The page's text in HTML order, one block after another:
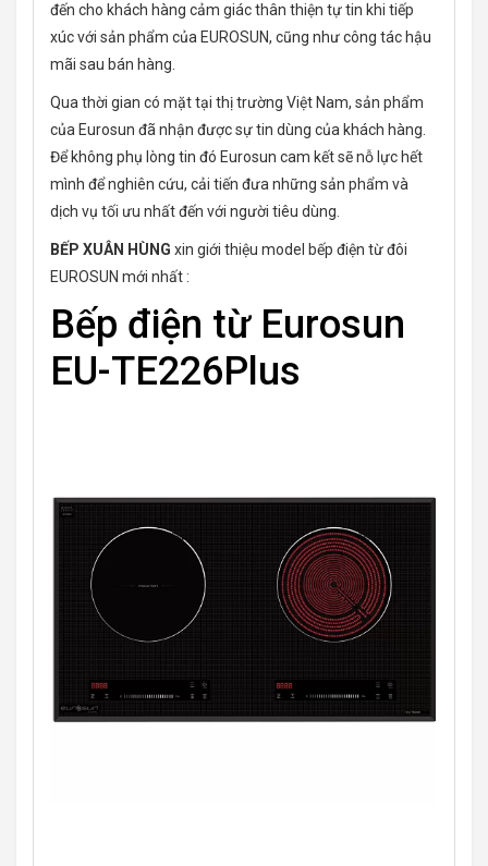
đến cho khách hàng cảm giác thân thiện tự tin khi tiếp
xúc với sản phẩm của EUROSUN, cũng như công tác hậu
mãi sau bán hàng.
Qua thời gian có mặt tại thị trường Việt Nam, sản phẩm
của Eurosun đã nhận được sự tin dùng của khách hàng.
Để không phụ lòng tin đó Eurosun cam kết sẽ nỗ lực hết
mình để nghiên cứu, cải tiến đưa những sản phẩm và
dịch vụ tối ưu nhất đến với người tiêu dùng.
BẾP XUÂN HÙNG xin giới thiệu model bếp điện từ đôi
EUROSUN mới nhất :
Bếp điện từ Eurosun
EU-TE226Plus